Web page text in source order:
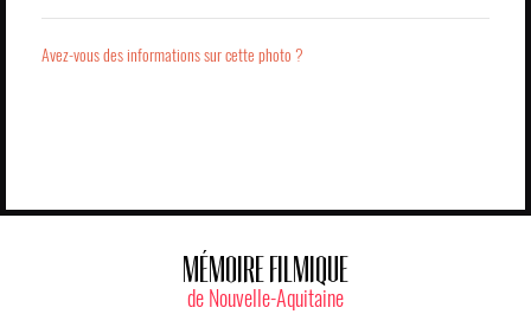
Avez-vous des informations sur cette photo ?
MÉMOIRE FILMIQUE
de Nouvelle-Aquitaine